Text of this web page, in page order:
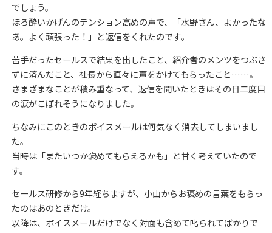
でしょう。
ほろ酔いかげんのテンション高めの声で、「水野さん、よかったな
あ。よく頑張った！」と返信をくれたのです。
苦手だったセールスで結果を出したこと、紹介者のメンツをつぶさ
ずに済んだこと、社長から直々に声をかけてもらったこと……。
さまざまなことが積み重なって、返信を聞いたときはその日二度目
の涙がこぼれそうになりました。
ちなみにこのときのボイスメールは何気なく消去してしまいまし
た。
当時は「またいつか褒めてもらえるかも」と甘く考えていたので
す。
セールス研修から9年経ちますが、小山からお褒めの言葉をもらっ
たのはあのときだけ。
以降は、ボイスメールだけでなく対面も含めて叱られてばかりで